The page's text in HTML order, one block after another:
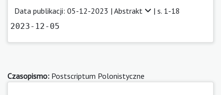
Data publikacji: 05-12-2023 | Abstrakt | s. 1-18
2023-12-05
Czasopismo: Postscriptum Polonistyczne